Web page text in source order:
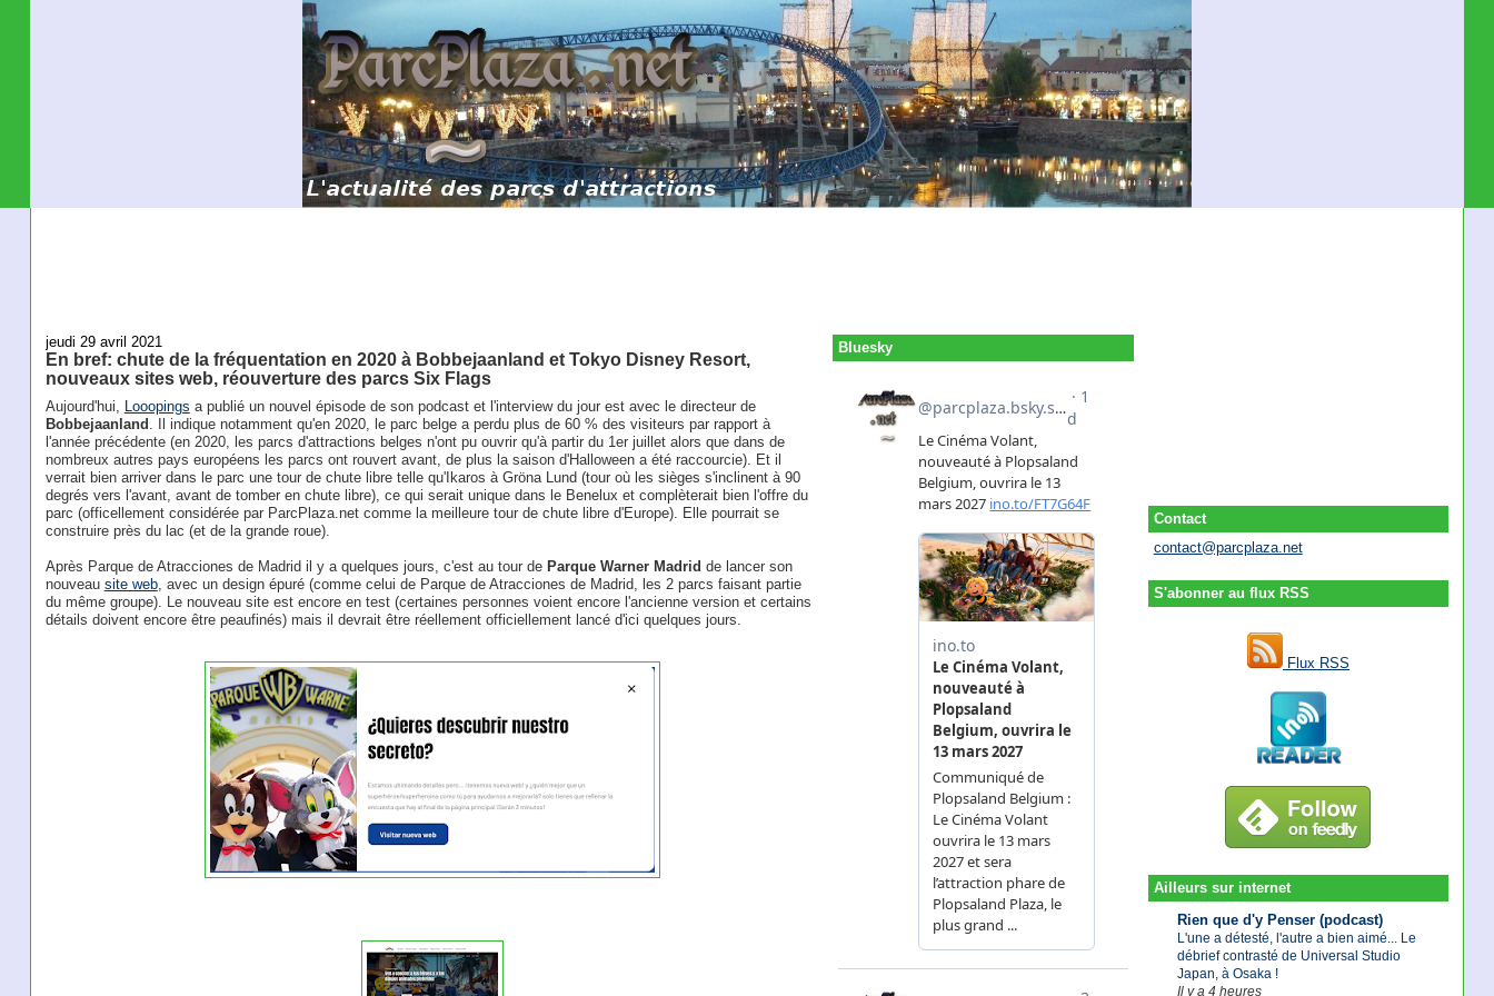
Contact
contact@parcplaza.net
S'abonner au flux RSS
Flux RSS
Ailleurs sur internet
Rien que d'y Penser (podcast)
L'une a détesté, l'autre a bien aimé... Le
débrief contrasté de Universal Studio
Japan, à Osaka !
Il y a 4 heures
jeudi 29 avril 2021
En bref: chute de la fréquentation en 2020 à Bobbejaanland et Tokyo Disney Resort,
nouveaux sites web, réouverture des parcs Six Flags
Aujourd'hui, Looopings a publié un nouvel épisode de son podcast et l'interview du jour est avec le directeur de
Bobbejaanland . Il indique notamment qu'en 2020, le parc belge a perdu plus de 60 % des visiteurs par rapport à
l'année précédente (en 2020, les parcs d'attractions belges n'ont pu ouvrir qu'à partir du 1er juillet alors que dans de
nombreux autres pays européens les parcs ont rouvert avant, de plus la saison d'Halloween a été raccourcie). Et il
verrait bien arriver dans le parc une tour de chute libre telle qu'Ikaros à Gröna Lund (tour où les sièges s'inclinent à 90
degrés vers l'avant, avant de tomber en chute libre), ce qui serait unique dans le Benelux et complèterait bien l'offre du
parc (officellement considérée par ParcPlaza.net comme la meilleure tour de chute libre d'Europe). Elle pourrait se
construire près du lac (et de la grande roue).
Après Parque de Atracciones de Madrid il y a quelques jours, c'est au tour de Parque Warner Madrid de lancer son
nouveau site web, avec un design épuré (comme celui de Parque de Atracciones de Madrid, les 2 parcs faisant partie
du même groupe). Le nouveau site est encore en test (certaines personnes voient encore l'ancienne version et certains
détails doivent encore être peaufinés) mais il devrait être réellement officiellement lancé d'ici quelques jours.
Bluesky